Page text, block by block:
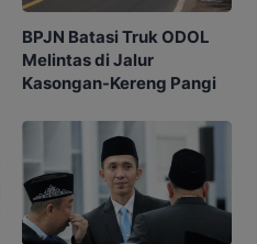
BPJN Batasi Truk ODOL
Melintas di Jalur
Kasongan-Kereng Pangi